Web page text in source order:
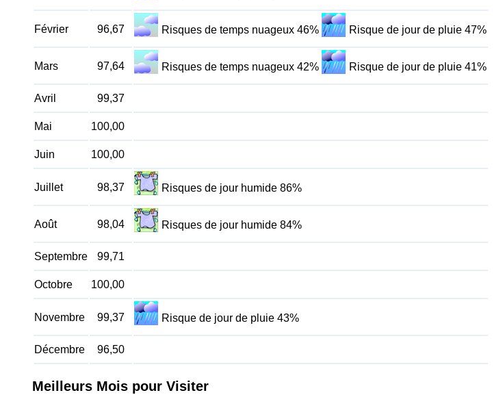
Février 96,67 Risques de temps nuageux 46% Risque de jour de pluie 47%
Mars 97,64 Risques de temps nuageux 42% Risque de jour de pluie 41%
Avril 99,37
Mai 100,00
Juin 100,00
Juillet 98,37 Risques de jour humide 86%
Août 98,04 Risques de jour humide 84%
Septembre 99,71
Octobre 100,00
Novembre 99,37 Risque de jour de pluie 43%
Décembre 96,50
Meilleurs Mois pour Visiter